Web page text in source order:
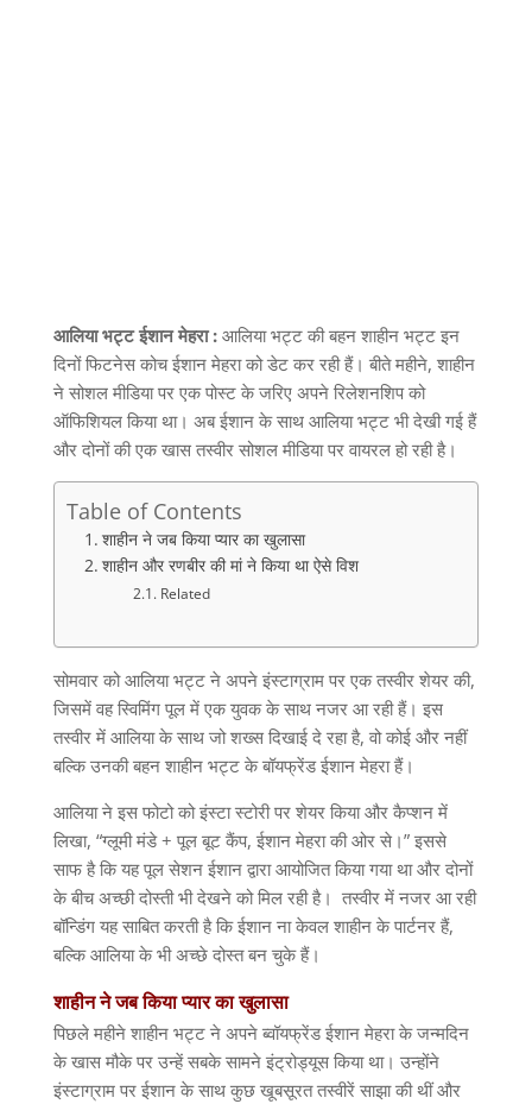
आलिया भट्ट ईशान मेहरा :आलिया भट्ट की बहन शाहीन भट्ट इन
दिनों फिटनेस कोच ईशान मेहरा को डेट कर रही हैं। बीते महीने, शाहीन
ने सोशल मीडिया पर एक पोस्ट के जरिए अपने रिलेशनशिप को
ऑफिशियल किया था। अब ईशान के साथ आलिया भट्ट भी देखी गई हैं
और दोनों की एक खास तस्वीर सोशल मीडिया पर वायरल हो रही है।
Table of Contents
शाहीन ने जब किया प्यार का खुलासा
शाहीन और रणबीर की मां ने किया था ऐसे विश
Related
सोमवार को आलिया भट्ट ने अपने इंस्टाग्राम पर एक तस्वीर शेयर की,
जिसमें वह स्विमिंग पूल में एक युवक के साथ नजर आ रही हैं। इस
तस्वीर में आलिया के साथ जो शख्स दिखाई दे रहा है, वो कोई और नहीं
बल्कि उनकी बहन शाहीन भट्ट के बॉयफ्रेंड ईशान मेहरा हैं।
आलिया ने इस फोटो को इंस्टा स्टोरी पर शेयर किया और कैप्शन में
लिखा, “ग्लूमी मंडे+ पूल बूट कैंप, ईशान मेहरा की ओर से।” इससे
साफ है कि यह पूल सेशन ईशान द्वारा आयोजित किया गया था और दोनों
के बीच अच्छी दोस्ती भी देखने को मिल रही है। तस्वीर में नजर आ रही
बॉन्डिंग यह साबित करती है कि ईशान ना केवल शाहीन के पार्टनर हैं,
बल्कि आलिया के भी अच्छे दोस्त बन चुके हैं।
शाहीननेजबकियाप्यारकाखुलासा
पिछले महीने शाहीन भट्ट ने अपने ब्वॉयफ्रेंड ईशान मेहरा के जन्मदिन
के खास मौके पर उन्हें सबके सामने इंट्रोड्यूस किया था। उन्होंने
इंस्टाग्राम पर ईशान के साथ कुछ खूबसूरत तस्वीरें साझा की थीं और